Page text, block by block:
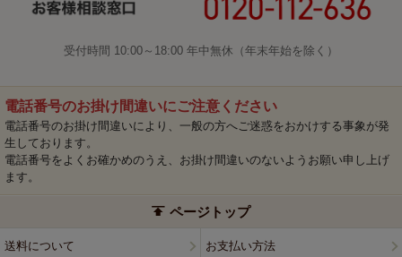
受付時間 10:00～18:00 年中無休（年末年始を除く）
電話番号のお掛け間違いにご注意ください
電話番号のお掛け間違いにより、一般の方へご迷惑をおかけする事象が発
生しております。
電話番号をよくお確かめのうえ、お掛け間違いのないようお願い申し上げ
ます。
ページトップ
送料について お支払い方法